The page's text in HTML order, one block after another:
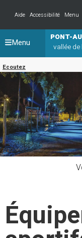
Aide
Accessibilité Menu
PONT-
vallée de
Ecoutez
Menu